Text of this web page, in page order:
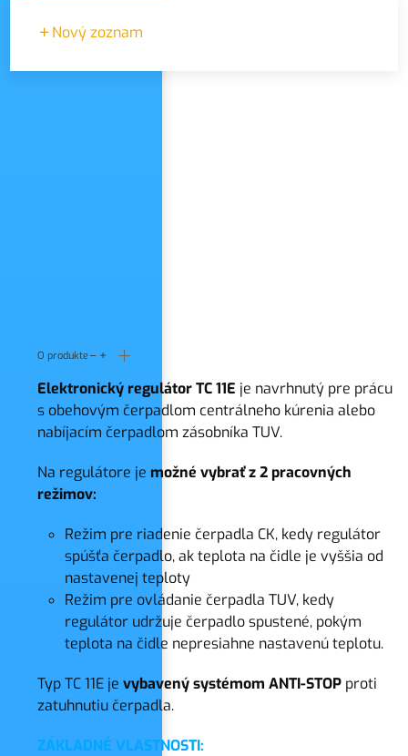
Nový zoznam
Názov zoznamu
O produkte
Elektronický regulátor TC 11E je navrhnutý pre prácu
s obehovým čerpadlom centrálneho kúrenia alebo
nabíjacím čerpadlom zásobníka TUV.
Na regulátore je možné vybrať z 2 pracovných
režimov:
Režim pre riadenie čerpadla CK, kedy regulátor
spúšťa čerpadlo, ak teplota na čidle je vyššia od
nastavenej teploty
Režim pre ovládanie čerpadla TUV, kedy
regulátor udržuje čerpadlo spustené, pokým
teplota na čidle nepresiahne nastavenú teplotu.
Typ TC 11E je vybavený systémom ANTI-STOP proti
zatuhnutiu čerpadla.
ZÁKLADNÉ VLASTNOSTI: